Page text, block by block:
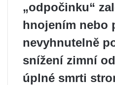
„odpočinku“
hnojením nebo
nevyhnutelně
snížení zimní
úplné smrti